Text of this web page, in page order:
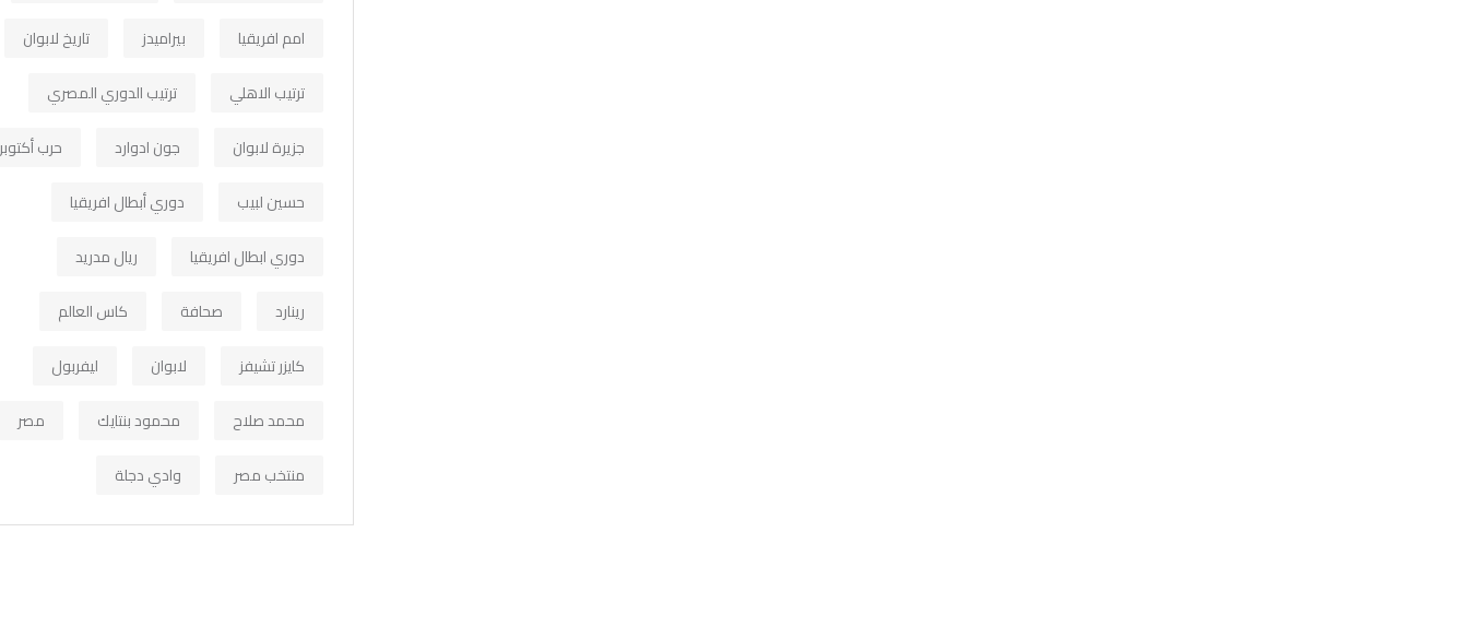
امم افريقيا
بيراميدز
تاريخ لابوان
ترتيب الاهلي
ترتيب الدوري المصري
جزيرة لابوان
جون ادوارد
حرب أكتوبر
حسين لبيب
دوري أبطال افريقيا
دوري ابطال افريقيا
ريال مدريد
رينارد
صحافة
كاس العالم
كايزر تشيفز
لابوان
ليفربول
محمد صلاح
محمود بنتايك
مصر
منتخب مصر
وادي دجلة